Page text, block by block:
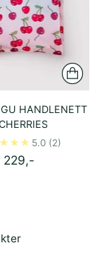
HANDLENETT
5.0 (2)
229,-